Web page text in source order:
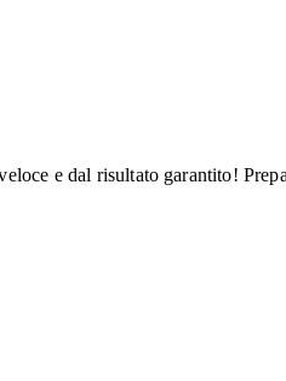
e dal risultato garantito!